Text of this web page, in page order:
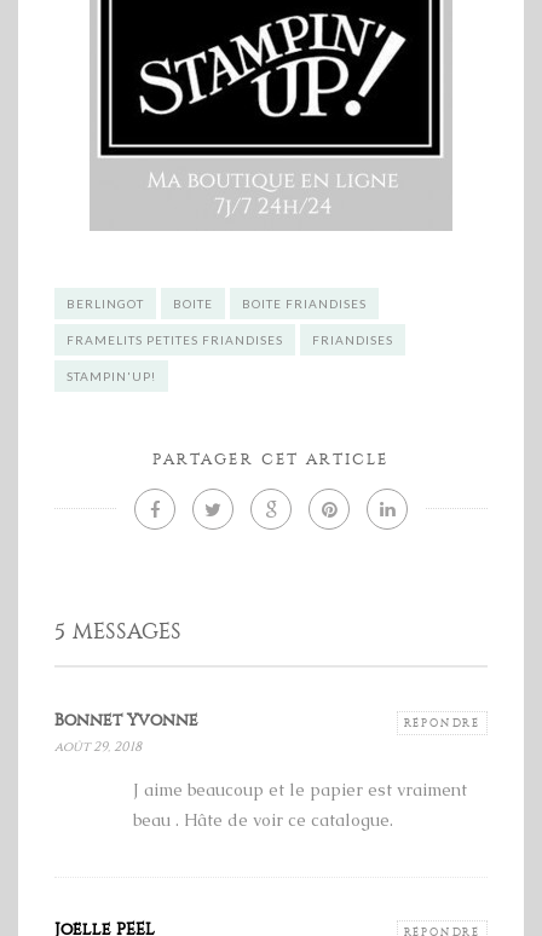
BERLINGOT BOITE BOITE FRIANDISES
FRAMELITS PETITES FRIANDISES FRIANDISES
STAMPIN'UP!
PARTAGER CET ARTICLE
5 MESSAGES
Bonnet Yvonne RÉPONDRE
août 29, 2018
J aime beaucoup et le papier est vraiment
beau . Hâte de voir ce catalogue.
Joëlle PEEL RÉPONDRE